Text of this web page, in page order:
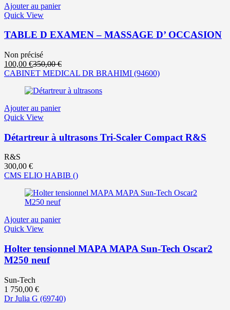
Ajouter au panier
Quick View
TABLE D EXAMEN – MASSAGE D’ OCCASION
Non précisé
100,00 €Le
prix
est :
350,00€Le
prix
était :
CABINET MEDICAL DR BRAHIMI (94600)
Ajouter au panier
Quick View
Détartreur à ultrasons Tri-Scaler Compact R&S
R&S
300,00 €
CMS ELIO HABIB ()
Ajouter au panier
Quick View
Holter tensionnel MAPA MAPA Sun-Tech Oscar2
M250 neuf
Sun-Tech
1 750,00 €
Dr Julia G (69740)